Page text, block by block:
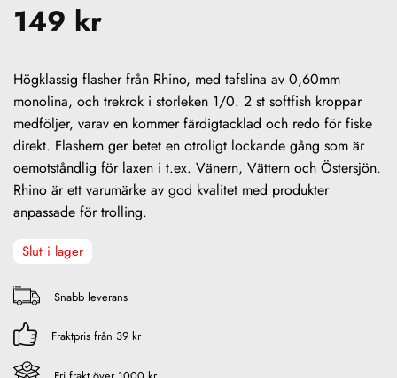
149 kr
Högklassig flasher från Rhino, med tafslina av 0,60mm
monolina, och trekrok i storleken 1/0. 2 st softfish kroppar
medföljer, varav en kommer färdigtacklad och redo för fiske
direkt. Flashern ger betet en otroligt lockande gång som är
oemotståndlig för laxen i t.ex. Vänern, Vättern och Östersjön.
Rhino är ett varumärke av god kvalitet med produkter
anpassade för trolling.
Slut i lager
Snabb leverans
Fraktpris från 39 kr